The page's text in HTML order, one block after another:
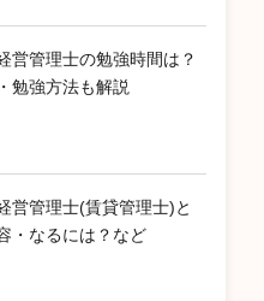
営管理士の勉強時間は？
勉強方法も解説
営管理士(賃貸管理士)と
・なるには？など